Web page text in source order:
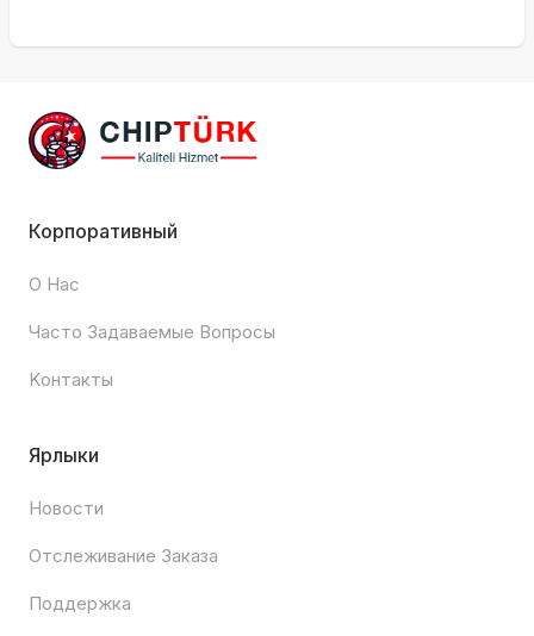
Корпоративный
О Нас
Часто Задаваемые Вопросы
Kонтакты
Ярлыки
Новости
Отслеживание Заказа
Поддержка